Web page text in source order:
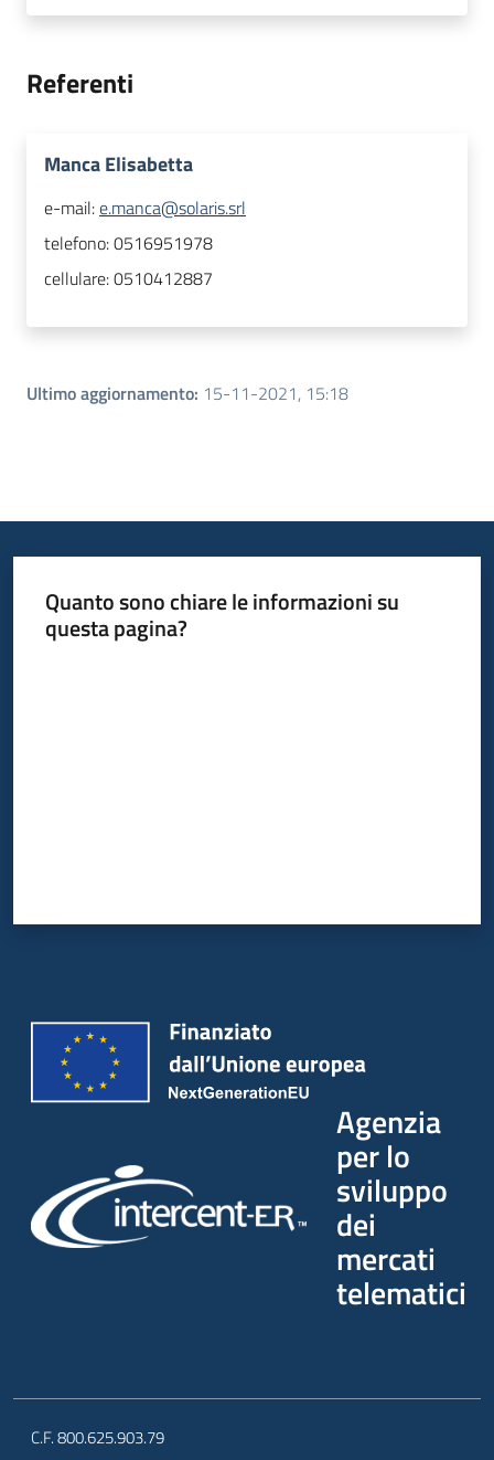
Referenti
Manca Elisabetta
e-mail:e.manca@solaris.srl
telefono:0516951978
cellulare:0510412887
Ultimo aggiornamento: 15-11-2021, 15:18
Quanto sono chiare le informazioni su
questa pagina?
Agenzia
per lo
sviluppo
dei
mercati
telematici
C.F. 800.625.903.79